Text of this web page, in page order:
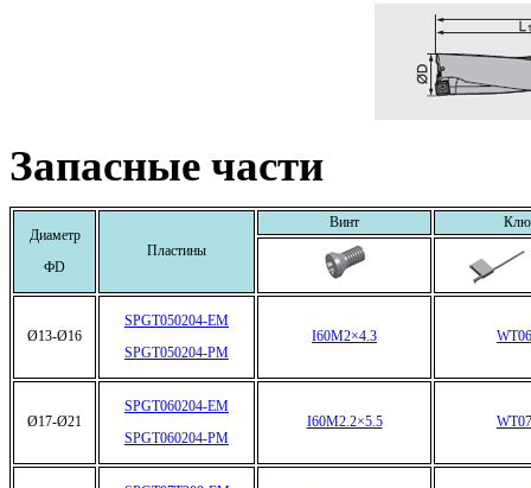
Запасные части
Диаметр
ФD
Пластины
Винт
Ø13-Ø16
SPGT050204-EM
SPGT050204-PM
I60M2×4.3
Ø17-Ø21
SPGT060204-EM
SPGT060204-PM
I60M2.2×5.5